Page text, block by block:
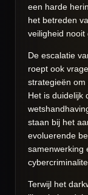
een harde
het betreden
veiligheid
De escalatie
roept ook
strategieën om
Het is duidelijk
staan bij het
evoluerende
samenwerking
Terwijl het